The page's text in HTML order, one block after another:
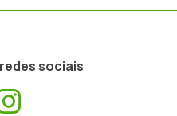
sociais